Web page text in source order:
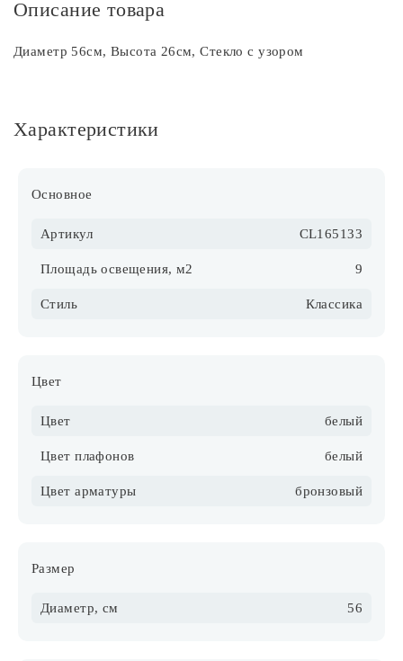
Описание товара
Диаметр 56см, Высота 26см, Стекло с узором
Характеристики
Основное
Артикул CL165133
Площадь освещения, м2 9
Стиль Классика
Цвет
Цвет белый
Цвет плафонов белый
Цвет арматуры бронзовый
Размер
Диаметр, см 56